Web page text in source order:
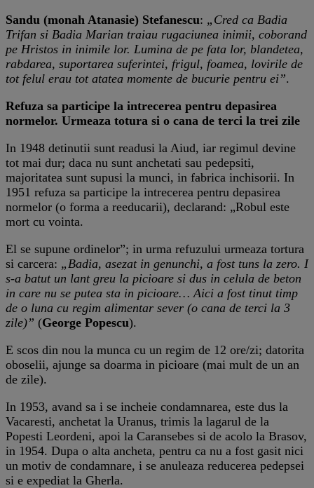
Sandu (monah Atanasie) Stefanescu: „Cred ca Badia
Trifan si Badia Marian traiau rugaciunea inimii, coborand
pe Hristos in inimile lor. Lumina de pe fata lor, blandetea,
rabdarea, suportarea suferintei, frigul, foamea, lovirile de
tot felul erau tot atatea momente de bucurie pentru ei”.
Refuza sa participe la intrecerea pentru depasirea
normelor. Urmeaza totura si o cana de terci la trei zile
In 1948 detinutii sunt readusi la Aiud, iar regimul devine
tot mai dur; daca nu sunt anchetati sau pedepsiti,
majoritatea sunt supusi la munci, in fabrica inchisorii. In
1951 refuza sa participe la intrecerea pentru depasirea
normelor (o forma a reeducarii), declarand: „Robul este
mort cu vointa.
El se supune ordinelor”; in urma refuzului urmeaza tortura
si carcera: „Badia, asezat in genunchi, a fost tuns la zero. I
s-a batut un lant greu la picioare si dus in celula de beton
in care nu se putea sta in picioare… Aici a fost tinut timp
de o luna cu regim alimentar sever (o cana de terci la 3
zile)” (George Popescu).
E scos din nou la munca cu un regim de 12 ore/zi; datorita
oboselii, ajunge sa doarma in picioare (mai mult de un an
de zile).
In 1953, avand sa i se incheie condamnarea, este dus la
Vacaresti, anchetat la Uranus, trimis la lagarul de la
Popesti Leordeni, apoi la Caransebes si de acolo la Brasov,
in 1954. Dupa o alta ancheta, pentru ca nu a fost gasit nici
un motiv de condamnare, i se anuleaza reducerea pedepsei
si e expediat la Gherla.